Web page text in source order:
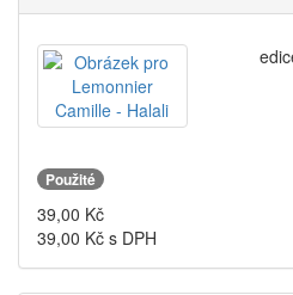
Použité
39,00 Kč
39,00 Kč s DPH